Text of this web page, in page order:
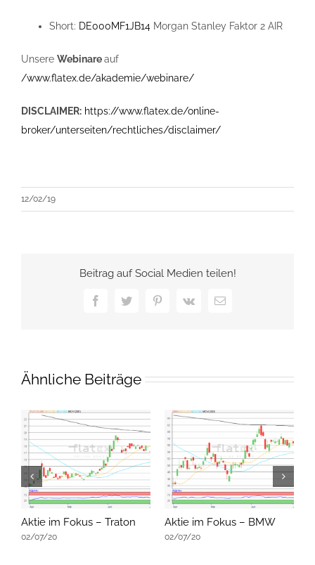
Short: DE000MF1JB14 Morgan Stanley Faktor 2 AIR
Unsere Webinareauf
/www.flatex.de/akademie/webinare/
DISCLAIMER: https://www.flatex.de/online-
broker/unterseiten/rechtliches/disclaimer/
12/02/19
Beitrag auf Social Medien teilen!
FacebookTwitterPinterest
Vk
E-
Ähnliche Beiträge
Aktie im Fokus – Traton
02/07/20
Aktie im Fokus – BMW
02/07/20